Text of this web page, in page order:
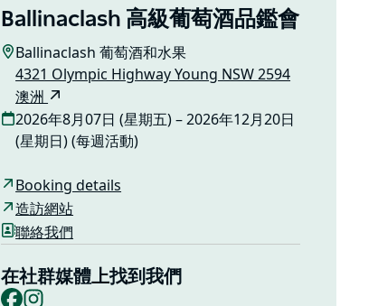
Ballinaclash 高級葡萄酒品鑑會
Ballinaclash 葡萄酒和水果
4321 Olympic Highway Young NSW 2594
澳洲
2026年8月07日 (星期五) – 2026年12月20日
(星期日) (每週活動)
Booking details
造訪網站
聯絡我們
在社群媒體上找到我們
Facebook